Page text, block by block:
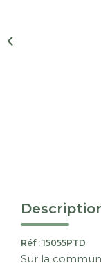
Réf : 15055PTD
Sur la